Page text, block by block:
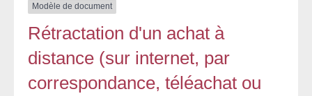
Modèle de document
Rétractation d'un achat à
distance (sur internet, par
correspondance, téléachat ou